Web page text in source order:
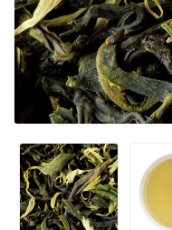
NOUS
CONTACTER
MENU
TITLE